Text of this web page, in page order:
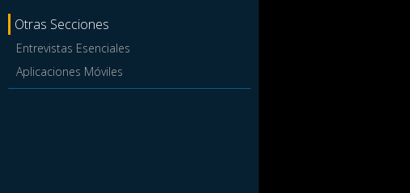
Otras Secciones
Entrevistas Esenciales
Aplicaciones Móviles